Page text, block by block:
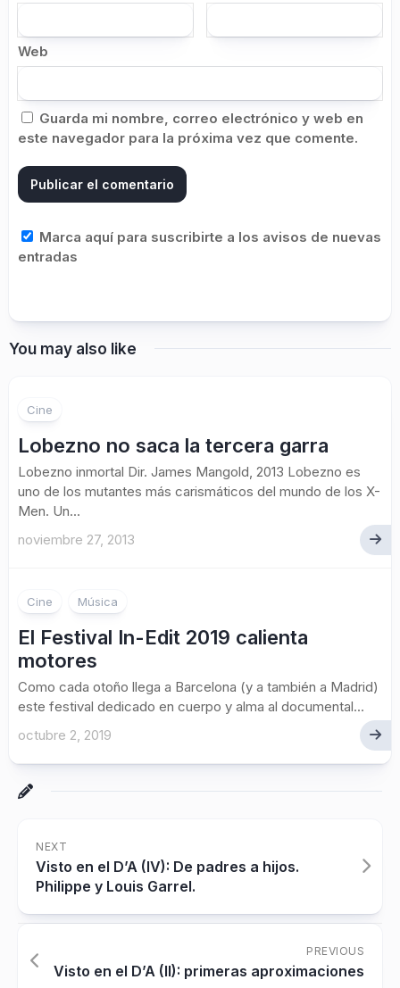
Web
Guarda mi nombre, correo electrónico y web en
este navegador para la próxima vez que comente.
Marca aquí para suscribirte a los avisos de nuevas
entradas
You may also like
Cine
Lobezno no saca la tercera garra
Lobezno inmortal Dir. James Mangold, 2013 Lobezno es
uno de los mutantes más carismáticos del mundo de los X-
Men. Un...
noviembre 27, 2013
Cine Música
El Festival In-Edit 2019 calienta
motores
Como cada otoño llega a Barcelona (y a también a Madrid)
este festival dedicado en cuerpo y alma al documental...
octubre 2, 2019
NEXT
Visto en el D’A (IV): De padres a hijos.
Philippe y Louis Garrel.
PREVIOUS
Visto en el D’A (II): primeras aproximaciones